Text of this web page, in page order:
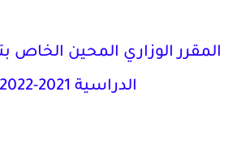
المقرر الوزاري المحين الخاص
الدراسية 2021-2022